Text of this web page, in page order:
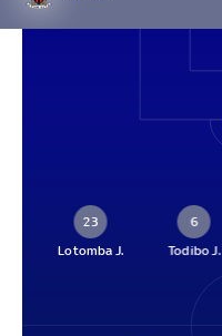
23
Lotomba J.
6
Todibo J.